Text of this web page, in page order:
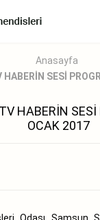
Anasayfa
HABERİN SESİ
HABERİN SESİ
OCAK 2017